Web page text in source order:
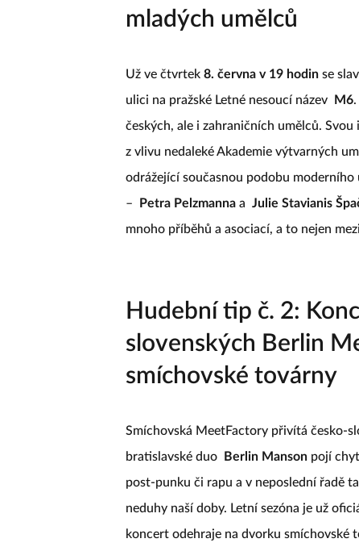
mladých umělců
Už ve čtvrtek 8. června v 19 hodin se
ulici na pražské Letné nesoucí název
M6
českých, ale i zahraničních umělců.
z vlivu nedaleké Akademie výtvarných
odrážející současnou podobu
–
Petra Pelzmanna a Julie Stavianis
mnoho příběhů a asociací, a to nejen
Hudební tip č. 2:
slovenských Berlin
smíchovské továrny
Smíchovská MeetFactory přivítá česko-
bratislavské duo
Berlin Manson pojí
post-punku či rapu a v neposlední řadě
neduhy naší doby. Letní sezóna je už
koncert odehraje na dvorku smíchovské